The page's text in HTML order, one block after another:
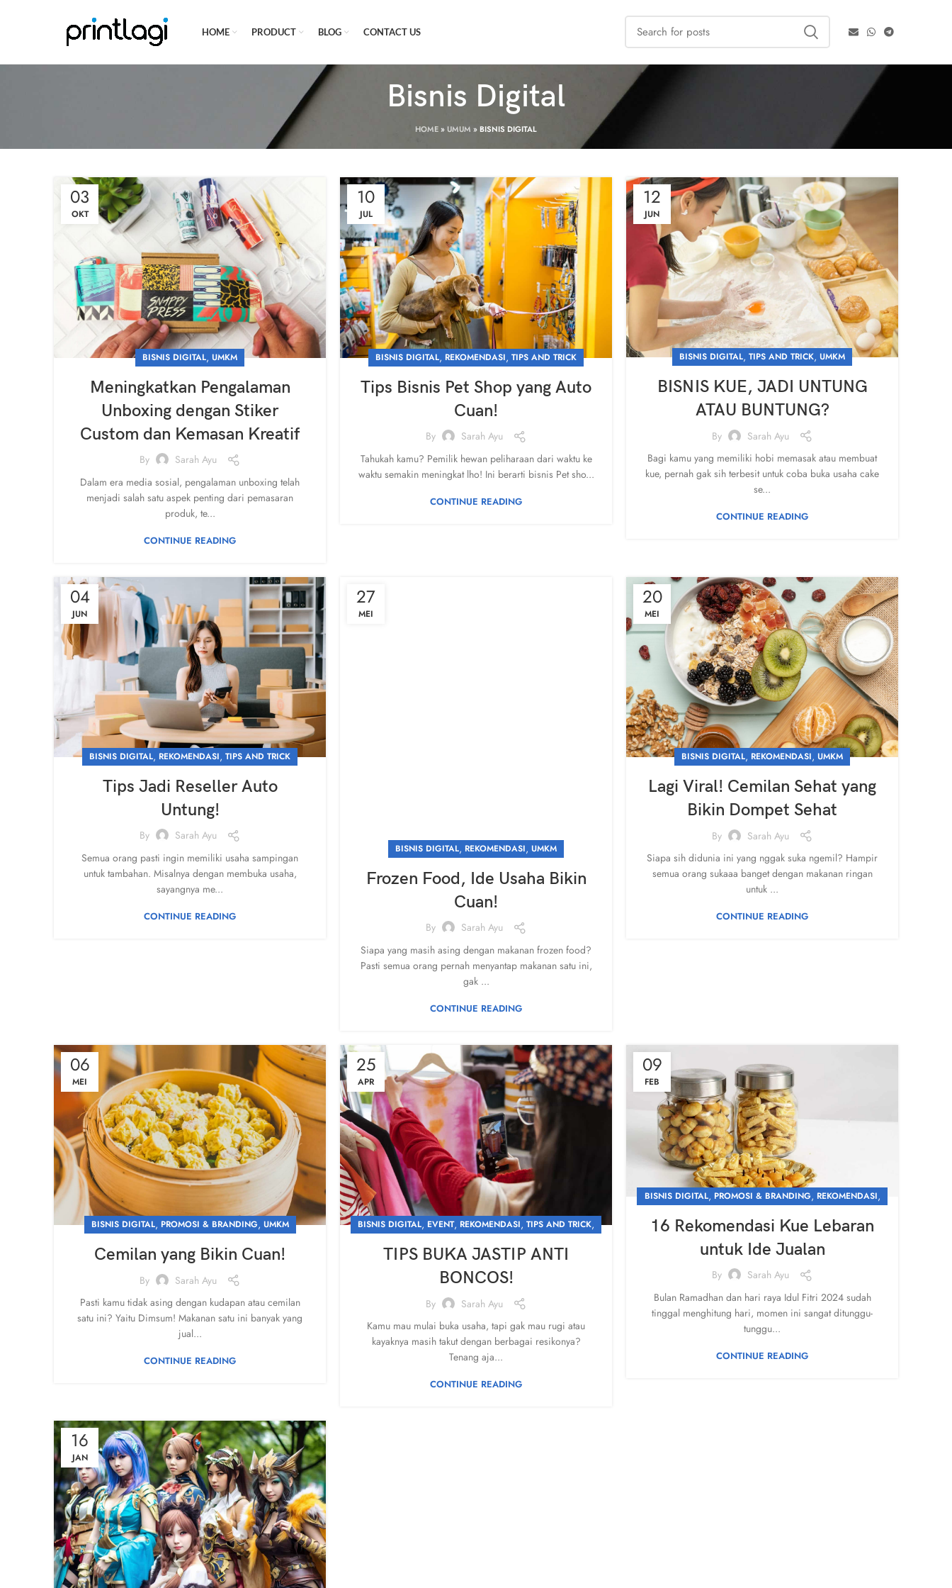
HOME PRODUCT BLOG CONTACT US
Bisnis Digital
HOME»UMUM » BISNIS DIGITAL
03
OKT
BISNIS DIGITAL, UMKM
Meningkatkan Pengalaman
Unboxing dengan Stiker
Custom dan Kemasan Kreatif
By
Sarah Ayu
Dalam era media sosial, pengalaman unboxing telah
menjadi salah satu aspek penting dari pemasaran
produk, te...
CONTINUE READING
10
JUL
BISNIS DIGITAL, REKOMENDASI, TIPS AND TRICK
Tips Bisnis Pet Shop yang Auto
Cuan!
By
Sarah Ayu
Tahukah kamu? Pemilik hewan peliharaan dari waktu ke
waktu semakin meningkat lho! Ini berarti bisnis Pet sho...
CONTINUE READING
12
JUN
BISNIS DIGITAL, TIPS AND TRICK, UMKM
BISNIS KUE, JADI UNTUNG
ATAU BUNTUNG?
By
Sarah Ayu
Bagi kamu yang memiliki hobi memasak atau membuat
kue, pernah gak sih terbesit untuk coba buka usaha cake
se...
CONTINUE READING
04
JUN
BISNIS DIGITAL, REKOMENDASI, TIPS AND TRICK
Tips Jadi Reseller Auto
Untung!
By
Sarah Ayu
Semua orang pasti ingin memiliki usaha sampingan
untuk tambahan. Misalnya dengan membuka usaha,
sayangnya me...
CONTINUE READING
27
MEI
BISNIS DIGITAL, REKOMENDASI, UMKM
Frozen Food, Ide Usaha Bikin
Cuan!
By
Sarah Ayu
Siapa yang masih asing dengan makanan frozen food?
Pasti semua orang pernah menyantap makanan satu ini,
gak ...
CONTINUE READING
20
MEI
BISNIS DIGITAL, REKOMENDASI, UMKM
Lagi Viral! Cemilan Sehat yang
Bikin Dompet Sehat
By
Sarah Ayu
Siapa sih didunia ini yang nggak suka ngemil? Hampir
semua orang sukaaa banget dengan makanan ringan
untuk ...
CONTINUE READING
06
MEI
BISNIS DIGITAL, PROMOSI & BRANDING, UMKM
Cemilan yang Bikin Cuan!
By
Sarah Ayu
Pasti kamu tidak asing dengan kudapan atau cemilan
satu ini? Yaitu Dimsum! Makanan satu ini banyak yang
jual...
CONTINUE READING
25
APR
BISNIS DIGITAL, EVENT, REKOMENDASI, TIPS AND TRICK,
TIPS BUKA JASTIP ANTI
BONCOS!
By
Sarah Ayu
Kamu mau mulai buka usaha, tapi gak mau rugi atau
kayaknya masih takut dengan berbagai resikonya?
Tenang aja...
CONTINUE READING
09
FEB
BISNIS DIGITAL, PROMOSI & BRANDING, REKOMENDASI,
16 Rekomendasi Kue Lebaran
untuk Ide Jualan
By
Sarah Ayu
Bulan Ramadhan dan hari raya Idul Fitri 2024 sudah
tinggal menghitung hari, momen ini sangat ditunggu-
tunggu...
CONTINUE READING
16
JAN